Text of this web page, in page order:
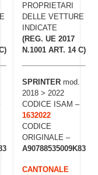
PROPRIETARI
DELLE VETTURE
INDICATE
(REG. UE 2017
N.1001 ART. 14 C)
SPRINTER mod.
2018 > 2022
CODICE ISAM –
1632022
CODICE
ORIGINALE –
A90788535009K83
CANTONALE